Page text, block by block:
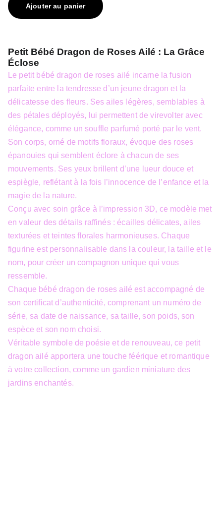
Ajouter au panier
Petit Bébé Dragon de Roses Ailé : La Grâce
Éclose
Le petit bébé dragon de roses ailé incarne la fusion
parfaite entre la tendresse d’un jeune dragon et la
délicatesse des fleurs. Ses ailes légères, semblables à
des pétales déployés, lui permettent de virevolter avec
élégance, comme un souffle parfumé porté par le vent.
Son corps, orné de motifs floraux, évoque des roses
épanouies qui semblent éclore à chacun de ses
mouvements. Ses yeux brillent d’une lueur douce et
espiègle, reflétant à la fois l’innocence de l’enfance et la
magie de la nature.
Conçu avec soin grâce à l’impression 3D, ce modèle met
en valeur des détails raffinés : écailles délicates, ailes
texturées et teintes florales harmonieuses. Chaque
figurine est personnalisable dans la couleur, la taille et le
nom, pour créer un compagnon unique qui vous
ressemble.
Chaque bébé dragon de roses ailé est accompagné de
son certificat d’authenticité, comprenant un numéro de
série, sa date de naissance, sa taille, son poids, son
espèce et son nom choisi.
Véritable symbole de poésie et de renouveau, ce petit
dragon ailé apportera une touche féérique et romantique
à votre collection, comme un gardien miniature des
jardins enchantés.